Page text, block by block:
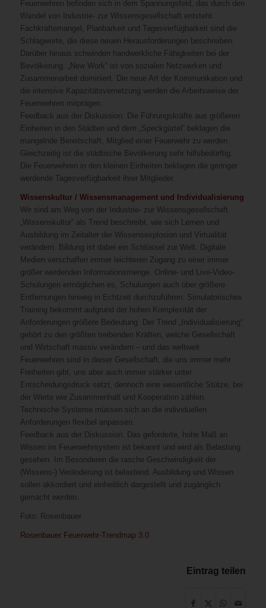
Feuerwehren befinden sich in dem Spannungsfeld, das durch den
Wandel von Industrie- zur Wissensgesellschaft entsteht.
Fachkräftemangel, Planbarkeit und Tagesverfügbarkeit sind die
Schlagworte, die diese neuen Herausforderungen beschreiben.
Darüber hinaus schwinden handwerkliche Fähigkeiten bei der
Bevölkerung. „New Work“ ist von sozialen Netzwerken und
Zusammenarbeit dominiert. Die neue Art der Kommunikation und
die intensive Kapazitätsvernetzung werden die Arbeitsweise der
Feuerwehren mitprägen.
Feedback aus der Diskussion: Die Führungskräfte aus größeren
Einheiten in den Städten und dem „Speckgürtel“ beklagen die
mangelnde Bereitschaft, Mitglied einer Feuerwehr zu werden.
Gleichzeitig ist die städtische Bevölkerung sehr hilfsbedürftig.
Die Feuerwehren in den kleinen Einheiten beklagen die geringer
werdende Tagesverfügbarkeit ihrer Mitglieder.
Wissenskultur / Wissensmanagement und Individualisierung
Wir sind am Weg von der Industrie- zur Wissensgesellschaft.
„Wissenskultur“ als Trend beschreibt, wie sich Lernen und
Ausbildung im Zeitalter der Wissensexplosion und Virtualität
verändern. Bildung ist dabei ein Schlüssel zur Welt. Digitale
Medien verschaffen immer leichteren Zugang zu einer immer
größer werdenden Informationsmenge. Online- und Live-Video-
Schulungen ermöglichen es, Schulungen auch über größere
Entfernungen hinweg in Echtzeit durchzuführen. Simulatorisches
Training bekommt aufgrund der hohen Komplexität der
Anforderungen größere Bedeutung. Der Trend „Individualisierung“
gehört zu den größten treibenden Kräften, welche Gesellschaft
und Wirtschaft massiv verändern – und das weltweit.
Feuerwehren sind in dieser Gesellschaft, die uns immer mehr
Freiheiten gibt, uns aber auch immer stärker unter
Entscheidungsdruck setzt, dennoch eine wesentliche Stütze, bei
der Werte wie Zusammenhalt und Kooperation zählen.
Technische Systeme müssen sich an die individuellen
Anforderungen flexibel anpassen.
Feedback aus der Diskussion: Das geforderte, hohe Maß an
Wissen im Feuerwehrsystem ist bekannt und wird als Belastung
gesehen. Im Besonderen die rasche Geschwindigkeit der
(Wissens-) Veränderung ist belastend. Ausbildung und Wissen
sollen akkordiert und einheitlich dargestellt und zugänglich
gemacht werden.
Foto: Rosenbauer
Rosenbauer Feuerwehr-Trendmap 3.0
Eintrag teilen